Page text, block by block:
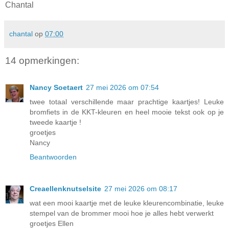
Chantal
chantal op 07:00
14 opmerkingen:
Nancy Soetaert 27 mei 2026 om 07:54
twee totaal verschillende maar prachtige kaartjes! Leuke
bromfiets in de KKT-kleuren en heel mooie tekst ook op je
tweede kaartje !
groetjes
Nancy
Beantwoorden
Creaellenknutselsite 27 mei 2026 om 08:17
wat een mooi kaartje met de leuke kleurencombinatie, leuke
stempel van de brommer mooi hoe je alles hebt verwerkt
groetjes Ellen